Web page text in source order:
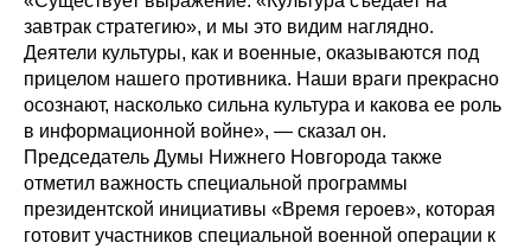
завтрак стратегию», и мы это видим наглядно.
Деятели культуры, как и военные, оказываются под
прицелом нашего противника. Наши враги прекрасно
осознают, насколько сильна культура и какова ее роль
в информационной войне», — сказал он.
Председатель Думы Нижнего Новгорода также
отметил важность специальной программы
президентской инициативы «Время героев», которая
готовит участников специальной военной операции к